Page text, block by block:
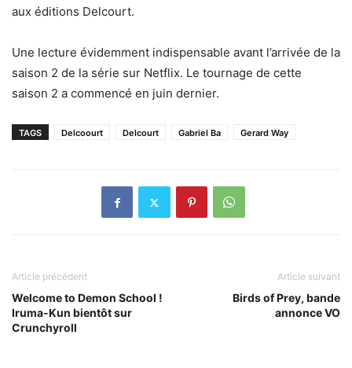
aux éditions Delcourt.
Une lecture évidemment indispensable avant l’arrivée de la
saison 2 de la série sur Netflix. Le tournage de cette
saison 2 a commencé en juin dernier.
TAGS Delcoourt Delcourt Gabriel Ba Gerard Way
Article précédent
Welcome to Demon School !
Iruma-Kun bientôt sur
Crunchyroll
Article suivant
Birds of Prey, bande
annonce VO